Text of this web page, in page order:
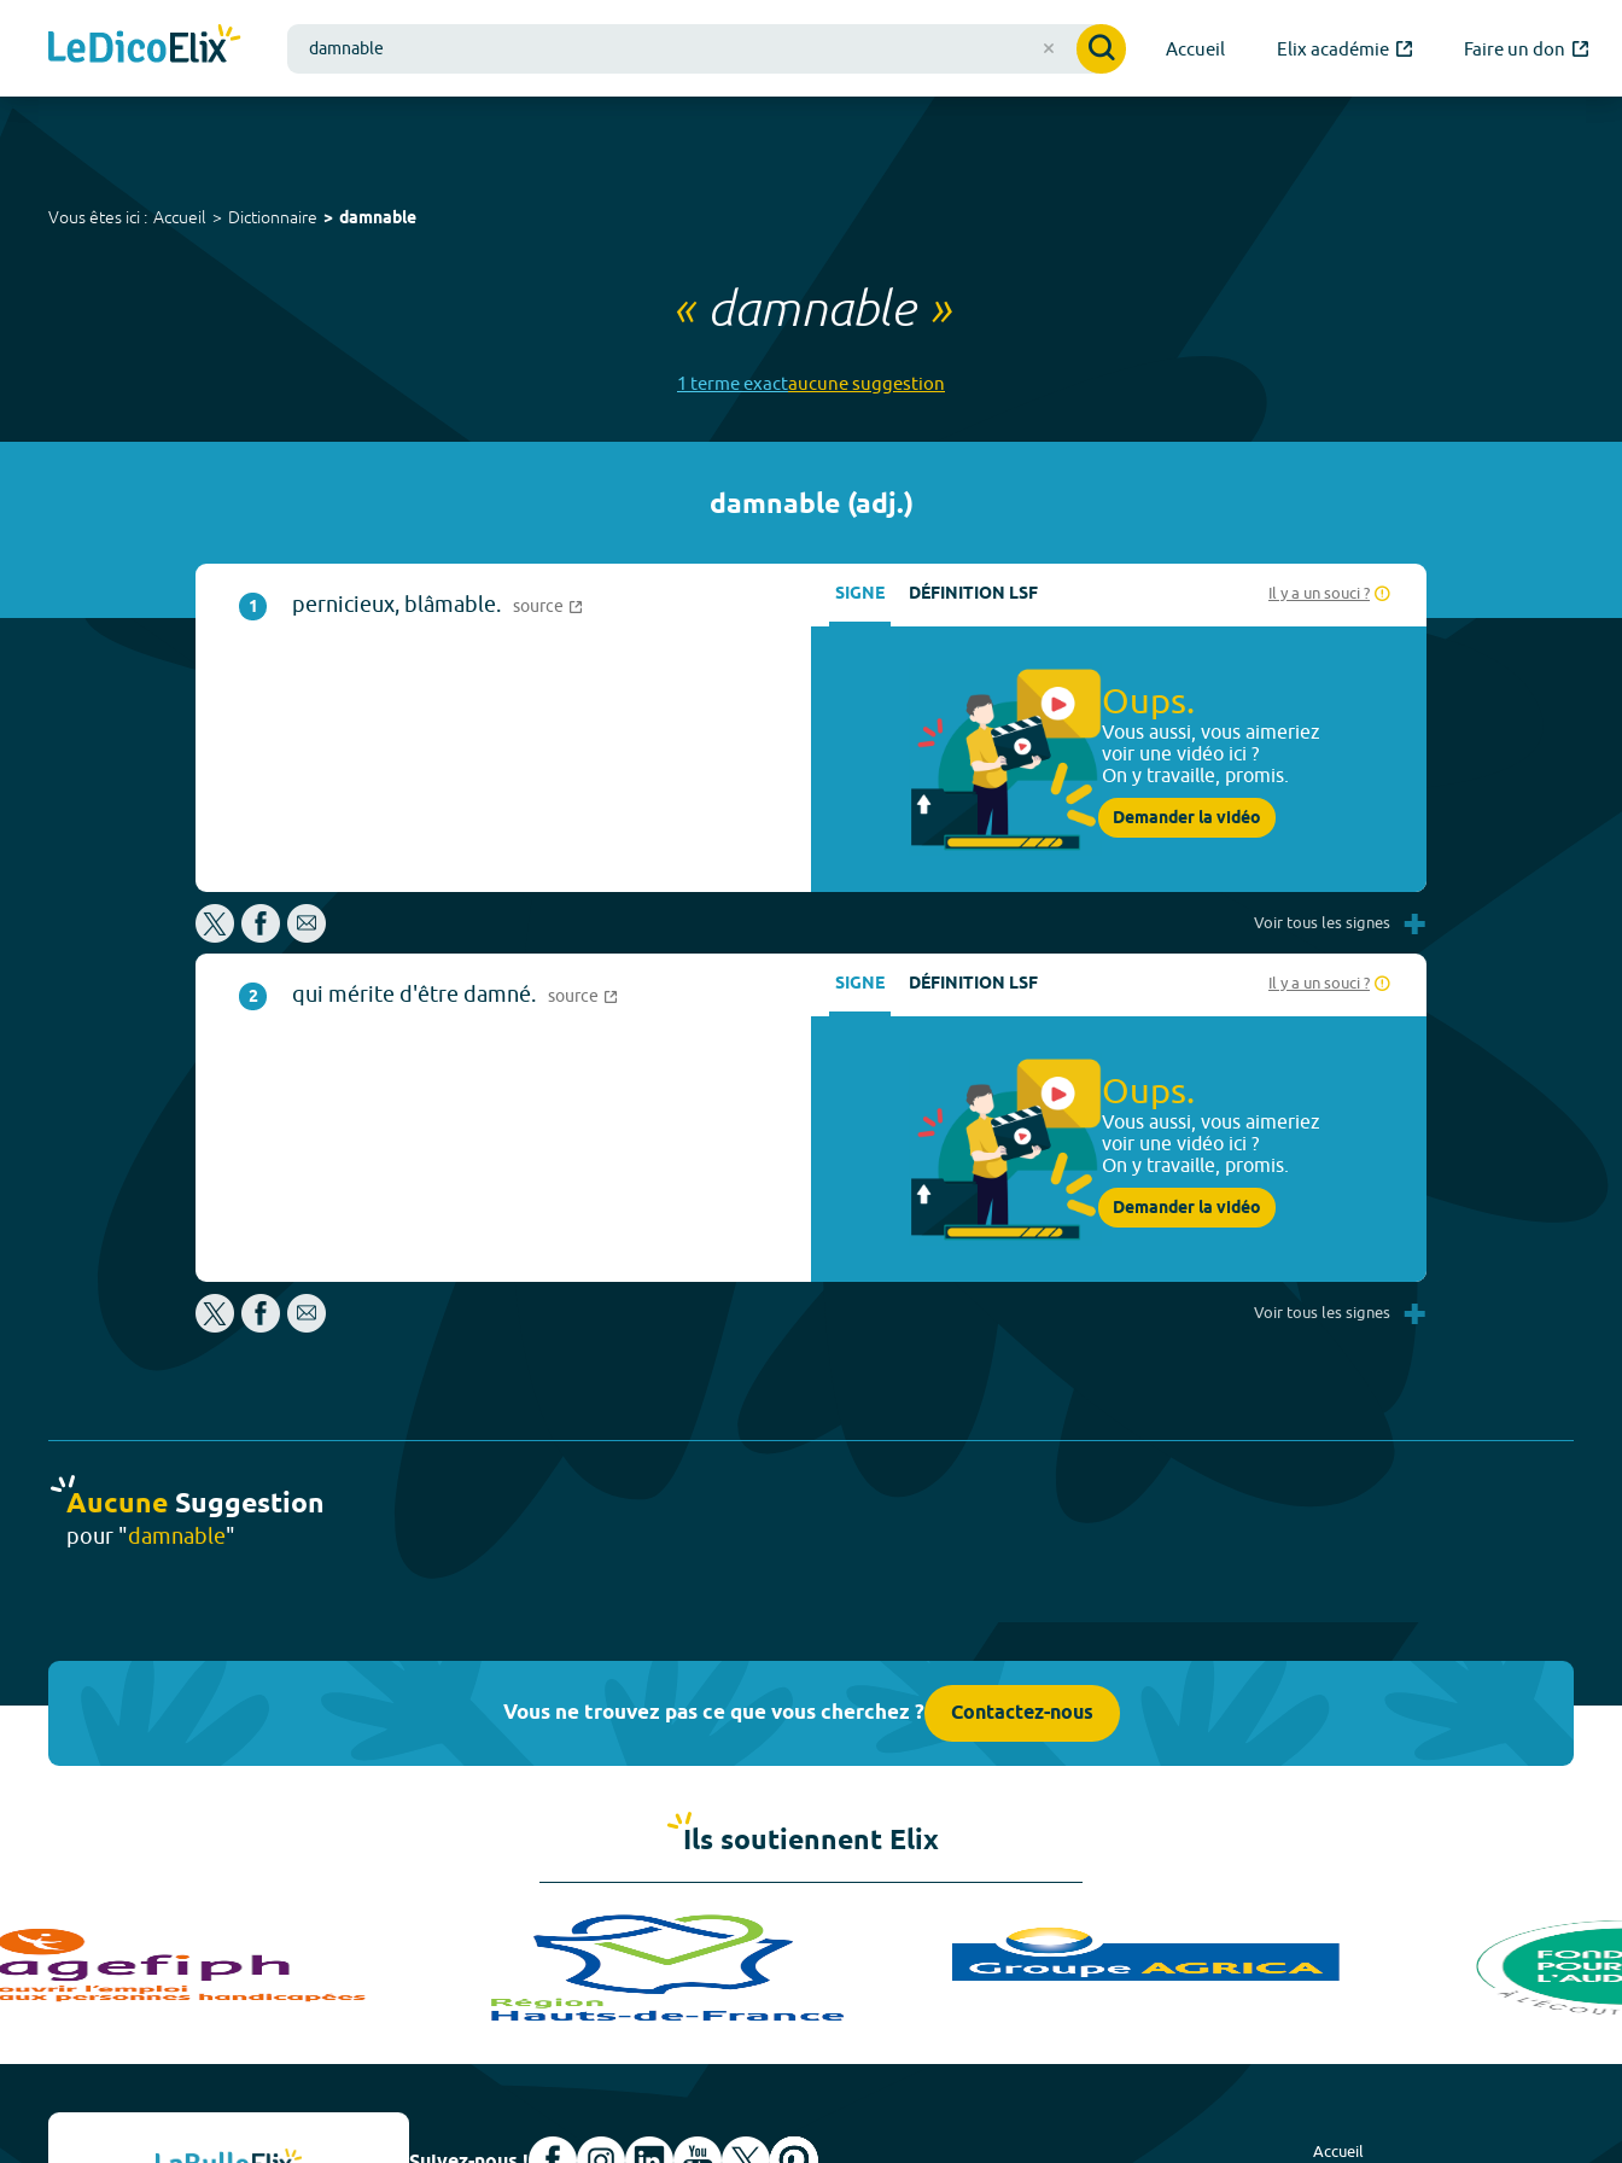
Accueil Elix académie Faire un don
Vous êtes ici : Accueil Dictionnaire damnable
« damnable»
1 termeexactaucunesuggestion
damnable(adj.)
1 pernicieux, blâmable. source SIGNE DÉFINITION LSF Il y a un souci ?
Oups.
Vous aussi, vous aimeriez
voir une vidéo ici ?
On y travaille, promis.
Demander la vidéo
Voir tous les signes +
2 qui mérite d'être damné. source SIGNE DÉFINITION LSF Il y a un souci ?
Oups.
Vous aussi, vous aimeriez
voir une vidéo ici ?
On y travaille, promis.
Demander la vidéo
Voir tous les signes +
Aucune Suggestion
pour "damnable"
Vous ne trouvez pas ce que vous cherchez ? Contactez-nous
Ils soutiennent Elix
Accueil